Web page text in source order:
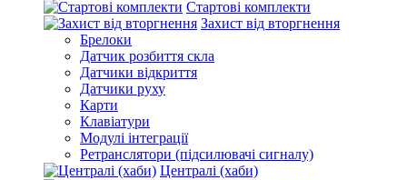
Стартові комплекти
Захист від вторгнення
Брелоки
Датчик розбиття скла
Датчики відкриття
Датчики руху
Карти
Клавіатури
Модулі інтеграції
Ретранслятори (підсилювачі сигналу)
Централі (хаби)